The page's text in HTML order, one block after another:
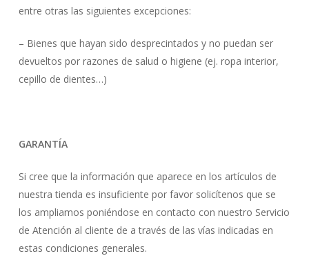
entre otras las siguientes excepciones:
– Bienes que hayan sido desprecintados y no puedan ser
devueltos por razones de salud o higiene (ej. ropa interior,
cepillo de dientes…)
GARANTÍA
Si cree que la información que aparece en los artículos de
nuestra tienda es insuficiente por favor solicítenos que se
los ampliamos poniéndose en contacto con nuestro Servicio
de Atención al cliente de a través de las vías indicadas en
estas condiciones generales.